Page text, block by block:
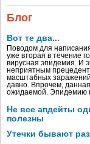
Блог
Вот те два...
Поводом для
уже вторая в течение
вирусная эпидемия. И
неприятным
масштабных
давно. Впрочем,
ожидаемой. Эпидемию
Не все апдейты
полезны
Утечки бывают